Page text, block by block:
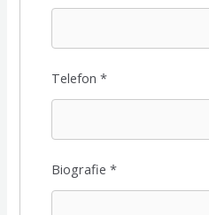
Telefon*
Biografie*